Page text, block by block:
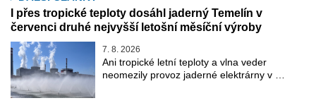
I přes tropické teploty dosáhl jaderný Temelín v
červenci druhé nejvyšší letošní měsíční výroby
7. 8. 2026
Ani tropické letní teploty a vlna veder
neomezily provoz jaderné elektrárny v …